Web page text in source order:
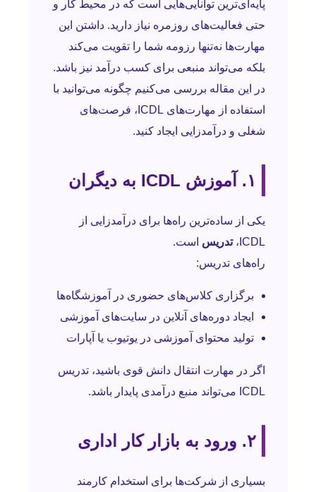
پایه‌ای‌ترین توانایی‌هایی است که در محیط کار و
حتی فعالیت‌های روزمره نیاز دارید. داشتن این
مهارت‌ها نه‌تنها رزومه شما را تقویت می‌کند
بلکه می‌تواند منبعی برای کسب درآمد نیز باشد.
در این مقاله بررسی می‌کنیم چگونه می‌توانید با
استفاده از مهارت‌های ICDL، فرصت‌های
شغلی و درآمدزایی ایجاد کنید.
۱. آموزش ICDL به دیگران
یکی از ساده‌ترین راه‌ها برای درآمدزایی از
ICDL،
تدریس است.
راه‌های تدریس:
برگزاری کلاس‌های حضوری در آموزشگاه‌ها
ایجاد دوره‌های آنلاین در سایت‌های آموزشی
تولید محتوای آموزشی در یوتیوب یا آپارات
اگر در مهارت انتقال دانش قوی باشید، تدریس
ICDL می‌تواند منبع درآمدی پایدار باشد.
۲. ورود به بازار کار اداری
بسیاری از شرکت‌ها برای استخدام کارمند